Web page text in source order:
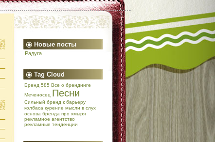
Новые посты
Радуга
Tag Cloud
Бренд 585 Все о брендинге
Меченосец Песни
Сильный бренд к барьеру
колбаса курение мысли в слух
основа бренда про хмыря
рекламное агентство
рекламные тенденции